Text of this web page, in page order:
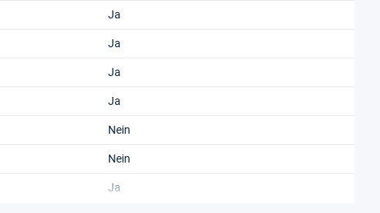
Ja
Ja
Ja
Ja
Nein
Nein
Ja